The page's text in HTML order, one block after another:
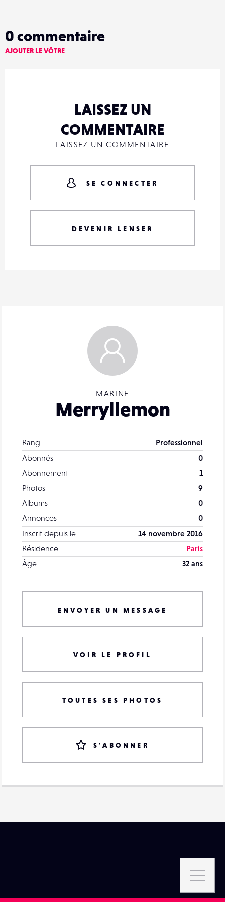
MARINE
Merryllemon
Rang
Professionnel
Abonnés
0
Abonnement
1
Photos
9
Albums
0
Annonces
0
Inscrit depuis le
14 novembre 2016
Résidence
Paris
Âge
32 ans
ENVOYER UN MESSAGE
VOIR LE PROFIL
TOUTES SES PHOTOS
S'ABONNER
0 commentaire
AJOUTER LE VÔTRE
LAISSEZ UN
COMMENTAIRE
LAISSEZ UN COMMENTAIRE
SE CONNECTER
DEVENIR LENSER